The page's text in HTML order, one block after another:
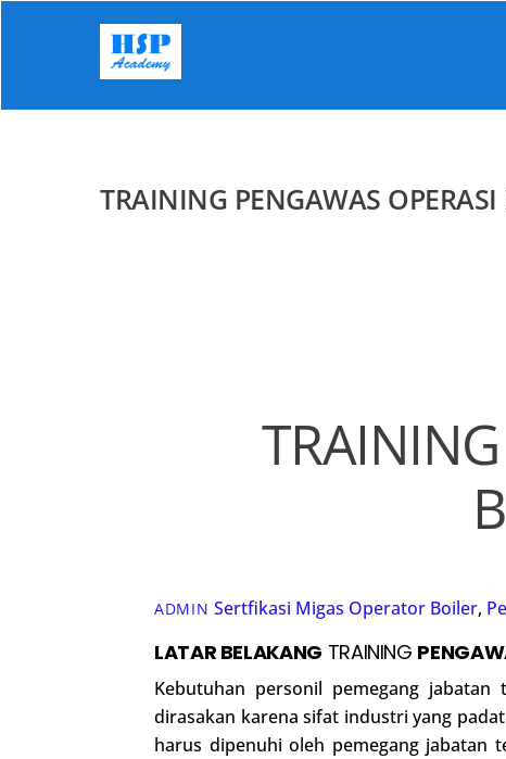
TRAINING PENGAWAS OPERASI
ADMIN Sertfikasi Migas Operator Boiler,
LATAR BELAKANG TRAINING
Kebutuhan personil pemegang
dirasakan karena sifat industri yang
harus dipenuhi oleh pemegang jabatan